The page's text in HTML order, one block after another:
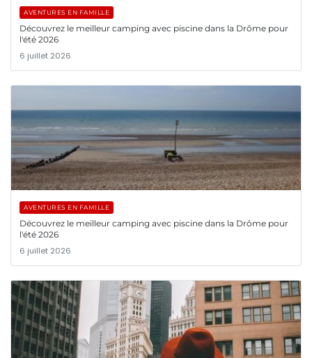
AVENTURES EN FAMILLE
Découvrez le meilleur camping avec piscine dans la Drôme pour
l'été 2026
6 juillet 2026
AVENTURES EN FAMILLE
Découvrez le meilleur camping avec piscine dans la Drôme pour
l'été 2026
6 juillet 2026